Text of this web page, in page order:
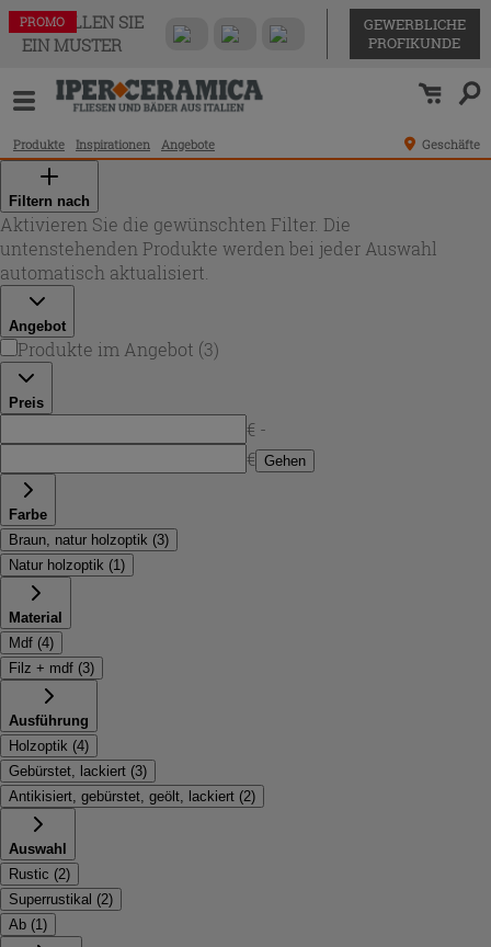
BESTELLEN SIE
EIN MUSTER
GEWERBLICHE
PROFIKUNDE
Produkte Inspirationen Angebote Geschäfte
Filtern nach
Aktivieren Sie die gewünschten Filter. Die
untenstehenden Produkte werden bei jeder Auswahl
automatisch aktualisiert.
Angebot
Produkte im Angebot (3)
Preis
€ -
€ Gehen
Farbe
Braun, natur holzoptik (3)
Natur holzoptik (1)
Material
Mdf (4)
Filz + mdf (3)
Ausführung
Holzoptik (4)
Gebürstet, lackiert (3)
Antikisiert, gebürstet, geölt, lackiert (2)
Auswahl
Rustic (2)
Superrustikal (2)
Ab (1)
PROMO
PROMO
PROMO